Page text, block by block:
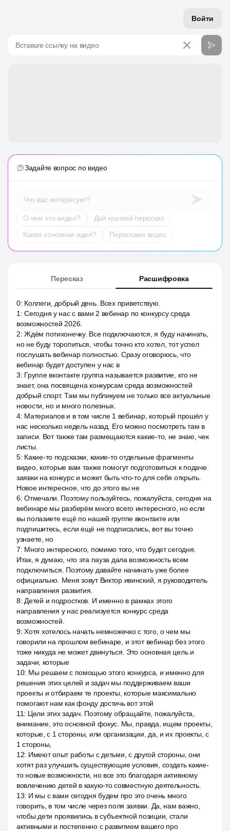
Войти
Вставьте ссылку на видео
Задайте вопрос по видео
Что вас интересует?
О чем это видео?
Дай краткий пересказ
Какая основная идея?
Перескажи видео
Пересказ Расшифровка
0: Коллеги, добрый день. Всех приветствую.
1 :Сегодня у нас с вами 2 вебинар по конкурсу среда
возможностей 2026.
2:Ждём потихонечку. Все подключаются, я буду начинать,
но не буду торопиться, чтобы точно кто хотел, тот успел
послушать вебинар полностью. Сразу оговорюсь, что
вебинар будет доступен у нас в
3: Группе вконтакте группа называется развитие, кто не
знает, она посвящена конкурсам среда возможностей
добрый спорт. Там мы публикуем не только все актуальные
новости, но и много полезных.
4: Материалов и в том числе 1 вебинар, который прошёл у
нас несколько недель назад. Его можно посмотреть там в
записи. Вот также там размещаются какие-то, не знаю, чек
листы.
5: Какие-то подсказки, какие-то отдельные фрагменты
видео, которые вам также помогут подготовиться к подаче
заявки на конкурс и может быть что-то для себя открыть.
Новое интересное, что до этого вы не
6:Отмечали. Поэтому пользуйтесь, пожалуйста, сегодня на
вебинаре мы разберём много всего интересного, но если
вы полазиете ещё по нашей группе вконтакте или
подпишитесь, если ещё не подписались, вот вы точно
узнаете, но
7: Много интересного, помимо того, что будет сегодня.
Итак, я думаю, что эта пауза дала возможность всем
подключиться. Поэтому давайте начинать уже более
официально. Меня зовут Виктор ивинский, я руководитель
направления развития.
8: Детей и подростков. И именно в рамках этого
направления у нас реализуется конкурс среда
возможностей.
9:Хотя хотелось начать немножечко с того, о чем мы
говорили на прошлом вебинаре, и этот вебинар без этого
тоже никуда не может двинуться. Это основная цель и
задачи, которые
10: Мы решаем с помощью этого конкурса, и именно для
решения этих целей и задач мы поддерживаем ваши
проекты и отбираем те проекты, которые максимально
помогают нам как фонду достичь вот этой
11: Цели этих задач. Поэтому обращайте, пожалуйста,
внимание, это основной фокус. Мы, правда, ищем проекты,
которые, с 1 стороны, или организации, да, и их проекты, с
1 стороны,
12: Имеют опыт работы с детьми, с другой стороны, они
хотят раз улучшить существующие условия, создать какие-
то новые возможности, но все это благодаря активному
вовлечению детей в какую-то совместную деятельность.
13: И мы с вами сегодня будем про это очень много
говорить, в том числе через поля заявки. Да, нам важно,
чтобы дети проявились в субъектной позиции, стали
активными и постепенно с развитием вашего про